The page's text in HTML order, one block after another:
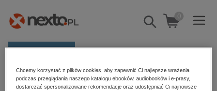
Pokaż/schowaj
wyszukiwarkę
0
Kategorie
Strona główna Kinga Wójcik
Chcemy korzystać z plików cookies, aby zapewnić Ci najlepsze wrażenia
podczas przeglądania naszego katalogu ebooków, audiobooków i e-prasy,
dostarczać spersonalizowane rekomendacje oraz udostępniać Ci najnowsze